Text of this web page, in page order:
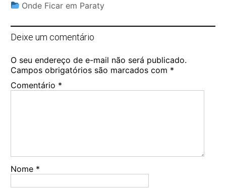
Onde Ficar em Paraty
Deixe um comentário
O seu endereço de e-mail não será publicado.
Campos obrigatórios são marcados com *
Comentário *
Nome *